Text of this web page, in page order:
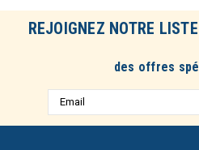
REJOIGNEZ NOTRE
des offres
Adresse
e-